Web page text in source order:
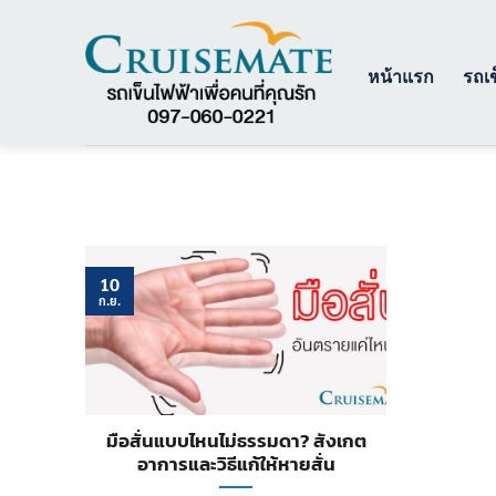
หน้าแรก รถ
มือสั่นแบบไหนไม่ธรรมดา? สังเกต
อาการและวิธีแก้ให้หายสั่น
10
ก.ย.